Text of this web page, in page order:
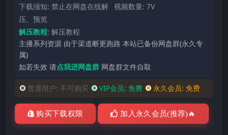
下载须知: 禁止在网盘在线解
压、预览
视频数量: 7V
解压教程: 解压教程
主播系列资源 由于渠道断更跑路 本站已备份网盘群(永久专
属)
如若失效 请点我进网盘群 网盘群文件自取
普通用户: 不可购买 VIP会员: 免费 永久会员: 免费
购买下载权限 加入永久会员(推荐)🔥